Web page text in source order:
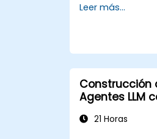
Leer más...
Construcción
Agentes LLM
21 Horas